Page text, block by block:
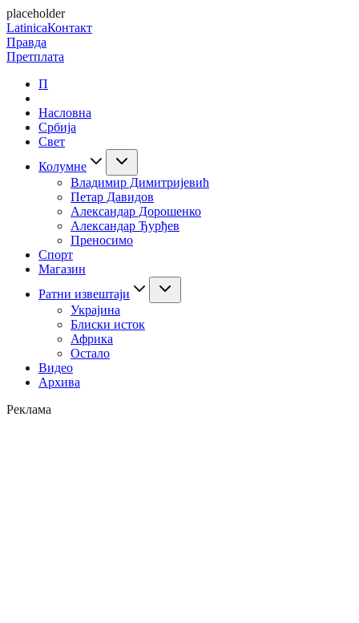
placeholder
LatinicaКонтакт
Правда
Претплата
П
Насловна
Србија
Свет
Колумне
Владимир Димитријевић
Петар Давидов
Александар Дорошенко
Александар Ђурђев
Преносимо
Спорт
Магазин
Ратни извештаји
Украјина
Блиски исток
Африка
Остало
Видео
Архива
Реклама